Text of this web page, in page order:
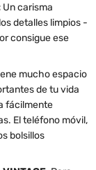
Un carisma
detalles limpios -
consigue ese
mucho espacio
de tu vida
fácilmente
El teléfono móvil,
bolsillos